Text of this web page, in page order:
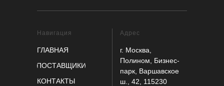
Навигация Адрес
г. Москва,
Полином, Бизнес-
парк, Варшавское
ш., 42, 115230
ГЛАВНАЯ
ПОСТАВЩИКИ
КОНТАКТЫ